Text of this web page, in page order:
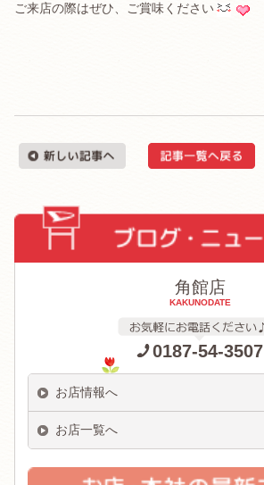
ご来店の際はぜひ、ご賞味ください
角館店
KAKUNODATE
0187-54-3507
お店情報へ
お店一覧へ